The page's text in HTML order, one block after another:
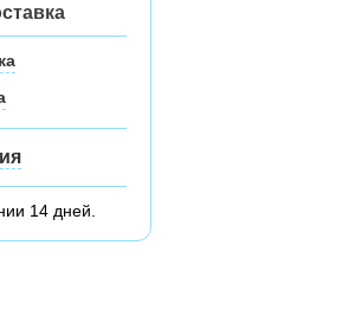
14 дней.